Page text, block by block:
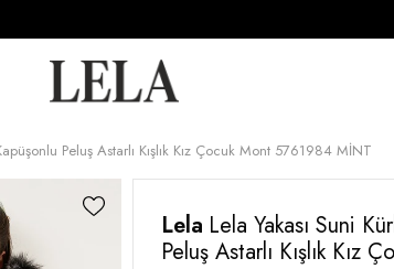
Peluş Astarlı Kışlık Kız Çocuk Mont 5761984 MİNT
Lela Lela Yakası Suni
Peluş Astarlı Kışlık